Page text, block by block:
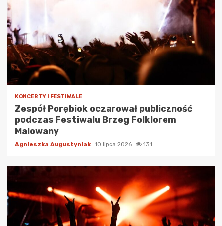
KONCERTY I FESTIWALE
Zespół Porębiok oczarował publiczność
podczas Festiwalu Brzeg Folklorem
Malowany
Agnieszka Augustyniak 10 lipca 2026 131